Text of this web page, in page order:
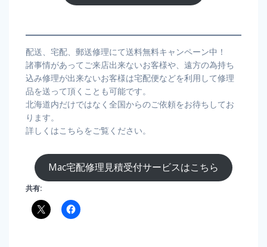
配送、宅配、郵送修理にて送料無料キャンペーン中！
諸事情があってご来店出来ないお客様や、遠方の為持ち
込み修理が出来ないお客様は宅配便などを利用して修理
品を送って頂くことも可能です。
北海道内だけではなく全国からのご依頼をお待ちしてお
ります。
詳しくはこちらをご覧ください。
Mac宅配修理見積受付サービスはこちら
共有: